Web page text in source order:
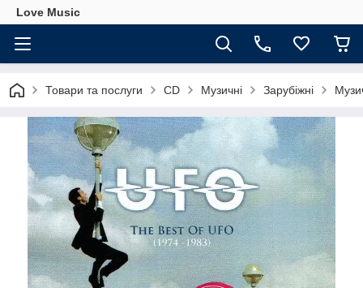
Love Music
Товари та послуги CD Музичні Зарубіжні